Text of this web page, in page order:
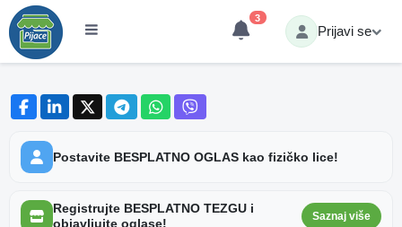
3
Prijavi se
Postavite BESPLATNO OGLAS kao fizičko lice!
Registrujte BESPLATNO TEZGU i
objavljujte oglase!
Saznaj više